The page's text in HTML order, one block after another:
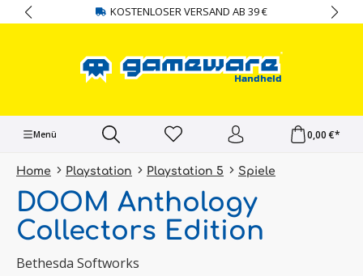
springen KOSTENLOSER VERSAND AB 39 €
Menü 0,00 €*
Home Playstation Playstation 5 Spiele
DOOM Anthology
Collectors Edition
Bethesda Softworks